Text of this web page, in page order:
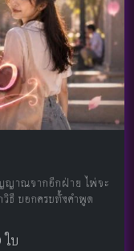
ญญาณจากอีกฝ่าย ไพ่จะ
ธี บอกครบทั้งคำพูด
บ